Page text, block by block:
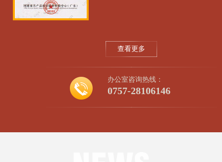
查看更多
办公室咨询热线：
0757-28106146